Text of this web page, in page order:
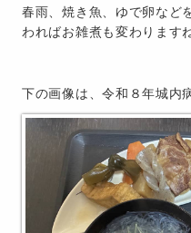
春雨、焼き魚、ゆで卵など
わればお雑煮も変わります
下の画像は、令和８年城内